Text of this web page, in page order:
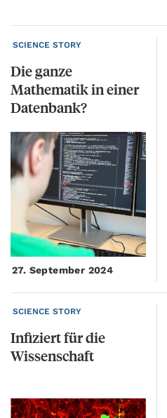
SCIENCE STORY
Die ganze
Mathematik in einer
Datenbank?
27. September 2024
SCIENCE STORY
Infiziertfürdie
Wissenschaft